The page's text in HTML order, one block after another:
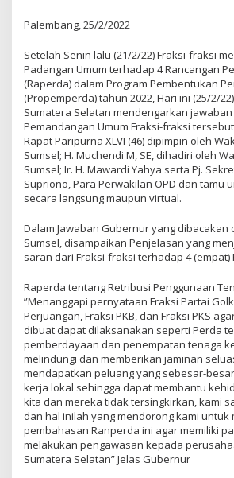
Palembang, 25/2/2022
Setelah Senin lalu (21/2/22) Fraksi-fraksi
Padangan Umum terhadap 4 Rancangan
(Raperda) dalam Program Pembentukan
(Propemperda) tahun 2022, Hari ini (25/2/
Sumatera Selatan mendengarkan
Pemandangan Umum Fraksi-fraksi
Rapat Paripurna XLVI (46) dipimpin oleh
Sumsel; H. Muchendi M, SE, dihadiri oleh
Sumsel; Ir. H. Mawardi Yahya serta Pj.
Supriono, Para Perwakilan OPD dan tamu
secara langsung maupun virtual.
Dalam Jawaban Gubernur yang dibacakan
Sumsel, disampaikan Penjelasan yang
saran dari Fraksi-fraksi terhadap 4 (empat)
Raperda tentang Retribusi Penggunaan
”Menanggapi pernyataan Fraksi Partai
Perjuangan, Fraksi PKB, dan Fraksi PKS
dibuat dapat dilaksanakan seperti Perda
pemberdayaan dan penempatan tenaga
melindungi dan memberikan jaminan
mendapatkan peluang yang sebesar-
kerja lokal sehingga dapat membantu
kita dan mereka tidak tersingkirkan, kami
dan hal inilah yang mendorong kami untuk
pembahasan Ranperda ini agar memiliki
melakukan pengawasan kepada
Sumatera Selatan” Jelas Gubernur